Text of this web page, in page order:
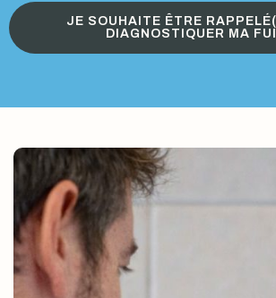
JE SOUHAITE ÊTRE
DIAGNOSTIQUER MA